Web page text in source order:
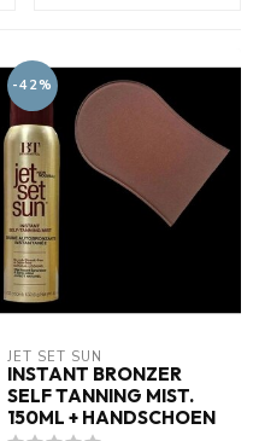
-42%
JET SET SUN
INSTANT BRONZER
SELF TANNING MIST.
150ML + HANDSCHOEN